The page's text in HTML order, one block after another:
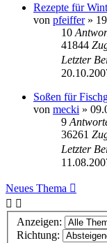
Rezepte für
von pfeiffer»
10
41844
Letzter
Soßen für
von mecki »
9
36261
Letzter
Neues Thema
Anzeigen:
Richtung: